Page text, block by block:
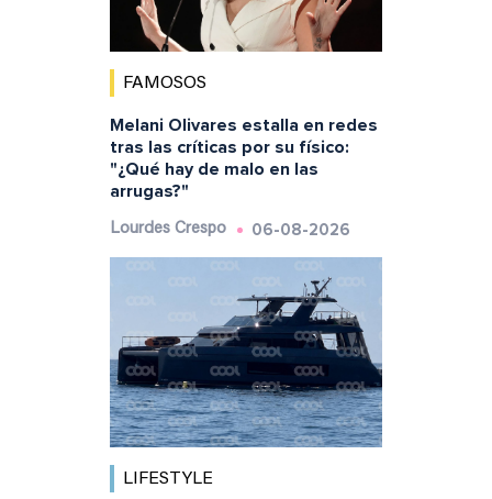
FAMOSOS
Melani Olivares estalla en redes
tras las críticas por su físico:
"¿Qué hay de malo en las
arrugas?"
Lourdes Crespo 06-08-2026
LIFESTYLE